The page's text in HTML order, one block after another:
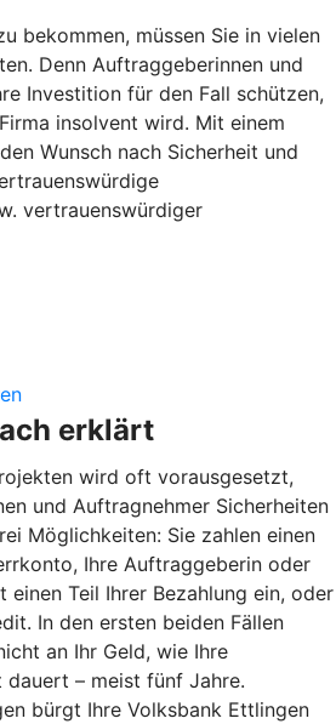
bekommen, müssen Sie in vielen
Denn Auftraggeberinnen und
Investition für den Fall schützen,
insolvent wird. Mit einem
Wunsch nach Sicherheit und
vertrauenswürdiger
erklärt
wird oft vorausgesetzt,
und Auftragnehmer Sicherheiten
Möglichkeiten: Sie zahlen einen
Ihre Auftraggeberin oder
einen Teil Ihrer Bezahlung ein, oder
In den ersten beiden Fällen
an Ihr Geld, wie Ihre
– meist fünf Jahre.
bürgt Ihre Volksbank Ettlingen